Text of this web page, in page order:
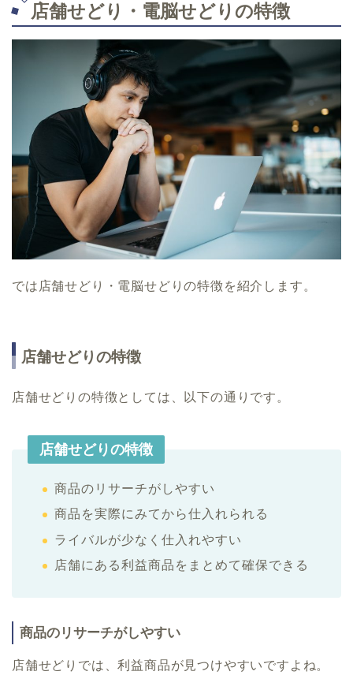
店舗せどり・電脳せどりの特徴
では店舗せどり・電脳せどりの特徴を紹介します。
店舗せどりの特徴
店舗せどりの特徴としては、以下の通りです。
店舗せどりの特徴
商品のリサーチがしやすい
商品を実際にみてから仕入れられる
ライバルが少なく仕入れやすい
店舗にある利益商品をまとめて確保できる
商品のリサーチがしやすい
店舗せどりでは、利益商品が見つけやすいですよね。